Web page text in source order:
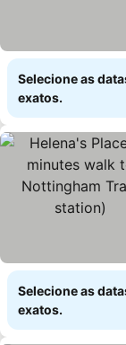
Selecione as
exatos.
Selecione as
exatos.